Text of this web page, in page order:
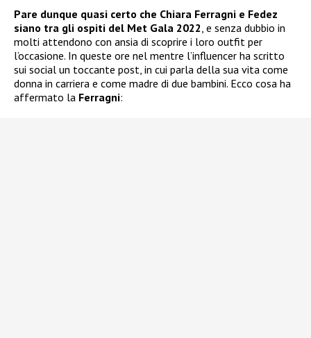
Pare dunque quasi certo che Chiara Ferragni e Fedez
siano tra gli ospiti del Met Gala 2022, e senza dubbio in
molti attendono con ansia di scoprire i loro outfit per
l’occasione. In queste ore nel mentre l’influencer ha scritto
sui social un toccante post, in cui parla della sua vita come
donna in carriera e come madre di due bambini. Ecco cosa ha
affermato la Ferragni: